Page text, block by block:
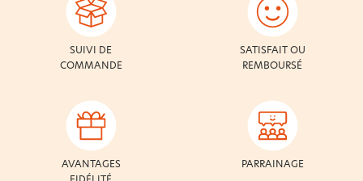
SUIVI DE
COMMANDE
SATISFAIT OU
REMBOURSÉ
AVANTAGES
PARRAINAGE